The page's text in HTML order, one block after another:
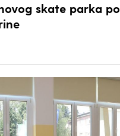
skate parka